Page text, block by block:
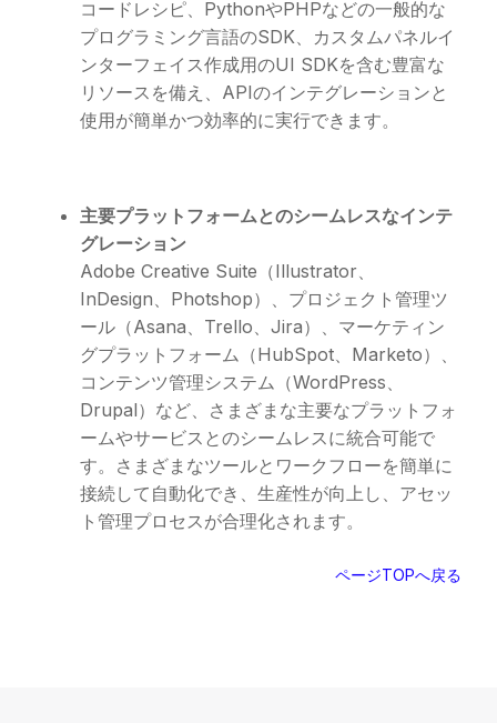
コードレシピ、PythonやPHPなどの一般的な
プログラミング言語のSDK、カスタムパネルイ
ンターフェイス作成用のUI SDKを含む豊富な
リソースを備え、APIのインテグレーションと
使用が簡単かつ効率的に実行できます。
主要プラットフォームとのシームレスなインテ
グレーション
Adobe Creative Suite（Illustrator、
InDesign、Photshop）、プロジェクト管理ツ
ール（Asana、Trello、Jira）、マーケティン
グプラットフォーム（HubSpot、Marketo）、
コンテンツ管理システム（WordPress、
Drupal）など、さまざまな主要なプラットフォ
ームやサービスとのシームレスに統合可能で
す。さまざまなツールとワークフローを簡単に
接続して自動化でき、生産性が向上し、アセッ
ト管理プロセスが合理化されます。
ページTOPへ戻る